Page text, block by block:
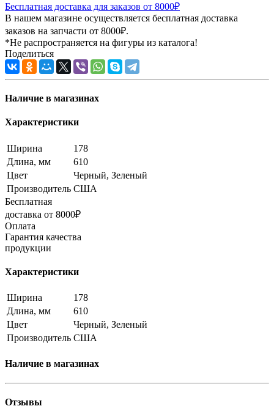
Бесплатная доставка для заказов от 8000₽
В нашем магазине осуществляется бесплатная доставка
заказов на запчасти от 8000₽.
*Не распространяется на фигуры из каталога!
Поделиться
Наличие в магазинах
Характеристики
Ширина
178
Длина, мм
610
Цвет
Черный, Зеленый
Производитель США
Бесплатная
доставка от 8000₽
Оплата
Гарантия качества
продукции
Характеристики
Ширина
178
Длина, мм
610
Цвет
Черный, Зеленый
Производитель США
Наличие в магазинах
Отзывы